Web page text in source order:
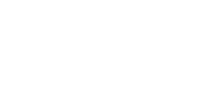
Formular